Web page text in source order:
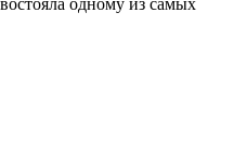
одному из самых